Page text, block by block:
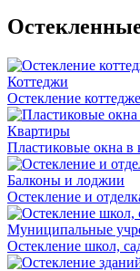
Коттеджи
Остекление
Квартиры
Пластиковые окна в
Балконы и лоджии
Остекление и
Муниципальные
Остекление школ,